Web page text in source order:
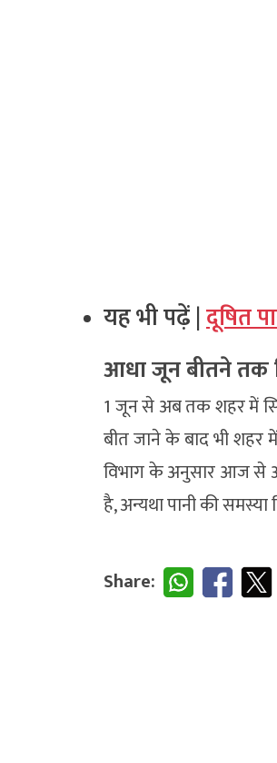
यह भी पढ़ें |दूषित
आधा जून बीतने तक
1 जून से अब तक शहर में
बीत जाने के बाद भी
विभाग के अनुसार आज से
है, अन्यथा पानी की
Share: